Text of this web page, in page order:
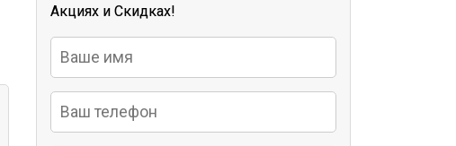
Акциях и Скидках!